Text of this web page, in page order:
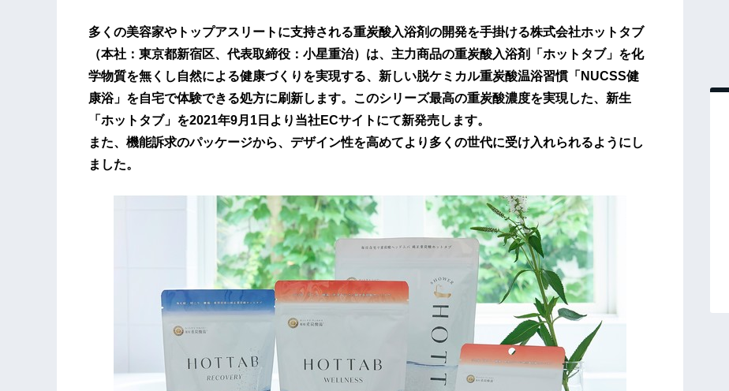
多くの美容家やトップアスリートに支持される重炭酸入浴剤の開発を手掛ける株式会社ホットタブ
（本社：東京都新宿区、代表取締役：小星重治）は、主力商品の重炭酸入浴剤「ホットタブ」を化
学物質を無くし自然による健康づくりを実現する、新しい脱ケミカル重炭酸温浴習慣「NUCSS健
康浴」を自宅で体験できる処方に刷新します。このシリーズ最高の重炭酸濃度を実現した、新生
「ホットタブ」を2021年9月1日より当社ECサイトにて新発売します。
また、機能訴求のパッケージから、デザイン性を高めてより多くの世代に受け入れられるようにし
ました。